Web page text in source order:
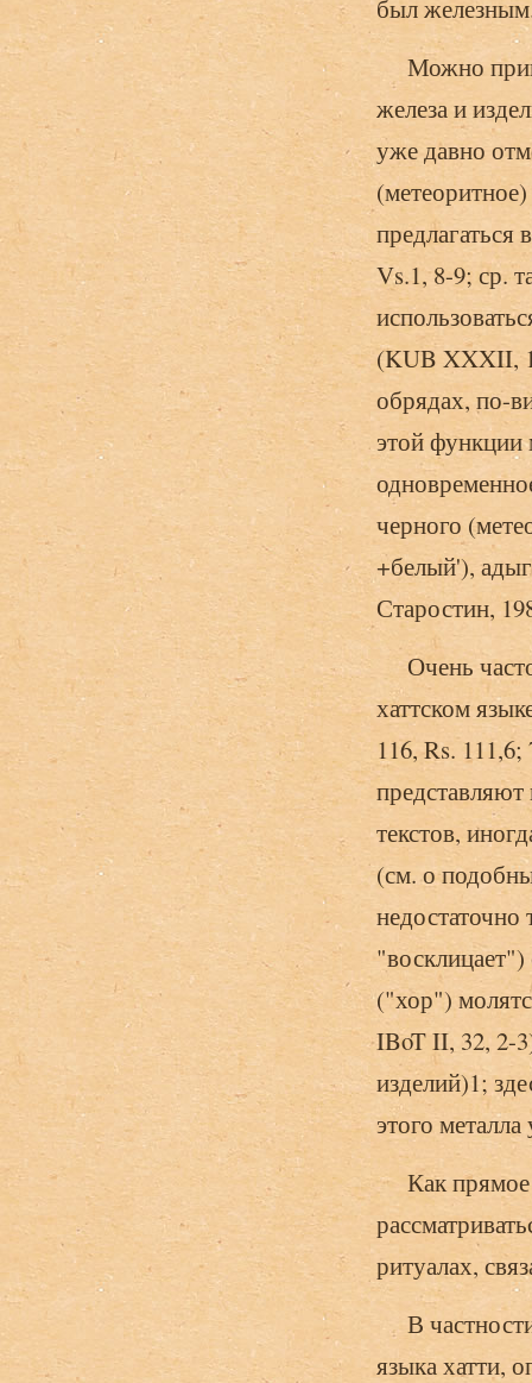
был
Можно
железа и
уже давно
Vs.1, 8-9; ср.
(KUB XXXII,
обрядах, по-
этой функции
черного
+белый'),
Старостин,
Очень часто
хаттском
116, Rs.
текстов,
(см. о
недостаточно
("хор")
IBoT II, 32, 2-
изделий)1;
этого
Как прямое
ритуалах,
В
языка хатти,